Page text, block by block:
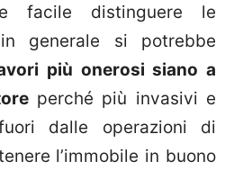
facile distinguere le
generale si potrebbe
più onerosi siano a
perché più invasivi e
dalle operazioni di
l’immobile in buono